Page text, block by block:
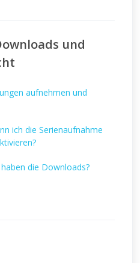
und
aufnehmen und
ich die Serienaufnahme
die Downloads?